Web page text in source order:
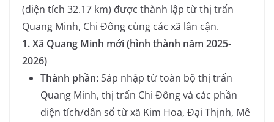
(diện tích 32.17 km) được thành lập từ thị trấn
Quang Minh, Chi Đông cùng các xã lân cận.
1. Xã Quang Minh mới (hình thành năm 2025-
2026)
Thành phần:Sáp nhập từ toàn bộ thị trấn
Quang Minh, thị trấn Chi Đông và các phần
diện tích/dân số từ xã Kim Hoa, Đại Thịnh, Mê